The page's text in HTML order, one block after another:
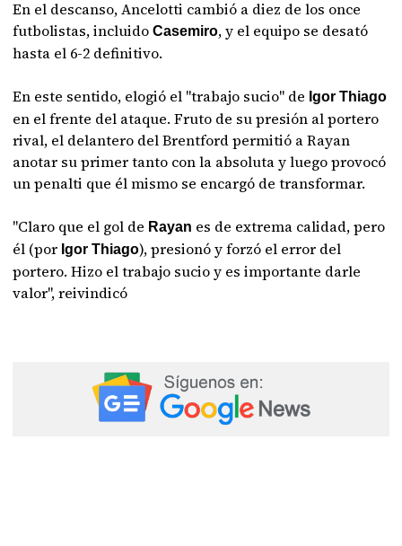
En el descanso, Ancelotti cambió a diez de los once
futbolistas, incluido Casemiro, y el equipo se desató
hasta el 6-2 definitivo.
En este sentido, elogió el "trabajo sucio" de Igor Thiago
en el frente del ataque. Fruto de su presión al portero
rival, el delantero del Brentford permitió a Rayan
anotar su primer tanto con la absoluta y luego provocó
un penalti que él mismo se encargó de transformar.
"Claro que el gol de Rayan es de extrema calidad, pero
él (por Igor Thiago), presionó y forzó el error del
portero. Hizo el trabajo sucio y es importante darle
valor", reivindicó